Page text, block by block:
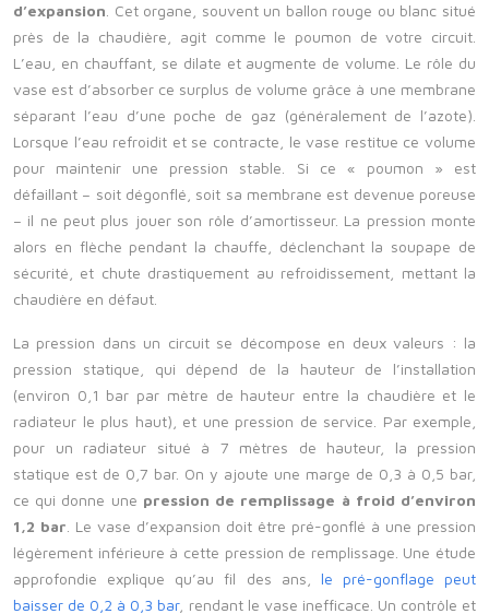
d’expansion . Cet organe, souvent un ballon rouge ou blanc situé
près de la chaudière, agit comme le poumon de votre circuit.
L’eau, en chauffant, se dilate et augmente de volume. Le rôle du
vase est d’absorber ce surplus de volume grâce à une membrane
séparant l’eau d’une poche de gaz (généralement de l’azote).
Lorsque l’eau refroidit et se contracte, le vase restitue ce volume
pour maintenir une pression stable. Si ce « poumon » est
défaillant – soit dégonflé, soit sa membrane est devenue poreuse
– il ne peut plus jouer son rôle d’amortisseur. La pression monte
alors en flèche pendant la chauffe, déclenchant la soupape de
sécurité, et chute drastiquement au refroidissement, mettant la
chaudière en défaut.
La pression dans un circuit se décompose en deux valeurs : la
pression statique, qui dépend de la hauteur de l’installation
(environ 0,1 bar par mètre de hauteur entre la chaudière et le
radiateur le plus haut), et une pression de service. Par exemple,
pour un radiateur situé à 7 mètres de hauteur, la pression
statique est de 0,7 bar. On y ajoute une marge de 0,3 à 0,5 bar,
ce qui donne une pression de remplissage à froid d’environ
1,2 bar . Le vase d’expansion doit être pré-gonflé à une pression
légèrement inférieure à cette pression de remplissage. Une étude
approfondie explique qu’au fil des ans, le pré-gonflage peut
baisser de 0,2 à 0,3 bar, rendant le vase inefficace. Un contrôle et